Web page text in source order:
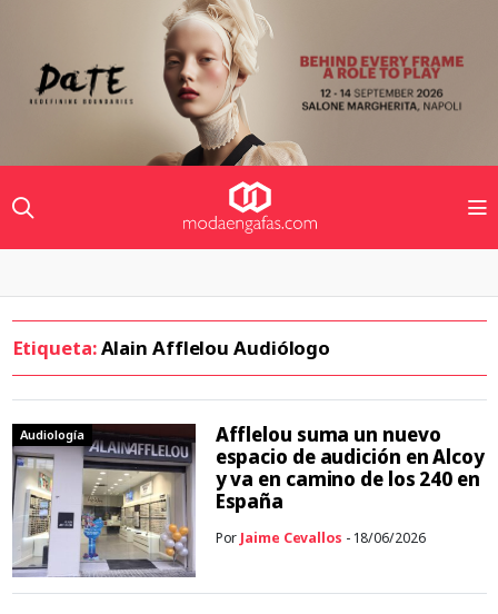
Etiqueta:Alain Afflelou Audiólogo
Audiología
Afflelou suma un nuevo
espacio de audición en Alcoy
y va en camino de los 240 en
España
Por Jaime Cevallos - 18/06/2026